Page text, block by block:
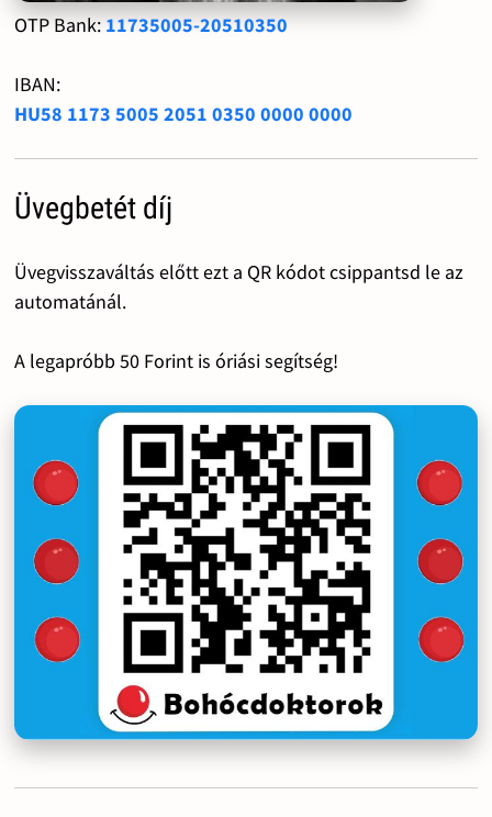
OTP Bank: 11735005-20510350
IBAN:
HU58 1173 5005 2051 0350 0000 0000
Üvegbetét díj
Üvegvisszaváltás előtt ezt a QR kódot csippantsd le az
automatánál.
A legapróbb 50 Forint is óriási segítség!